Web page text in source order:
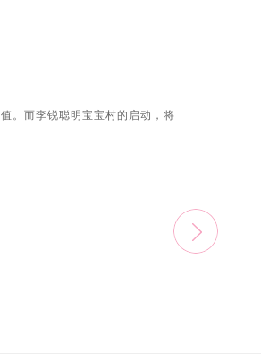
。而李锐聪明宝宝村的启动，将